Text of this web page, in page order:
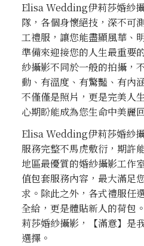
Elisa Wedding伊莉莎婚紗
隊，各個身懷絕技，深不可
工禮服，讓您能盡顯風華、
準備來迎接您的人生最重要
紗攝影不同於一般的拍攝，
動、有溫度、有驚豔、有內
不僅僅是照片，更是完美人
心期盼能成為您生命中美麗
Elisa Wedding伊莉莎婚紗
服務完整不馬虎敷衍，期許
地區最優質的婚紗攝影工作
值包套服務內容，最大滿足
求。除此之外，各式禮服任
全給，更是體貼新人的荷包
莉莎婚紗攝影，【滿意】是
選擇。